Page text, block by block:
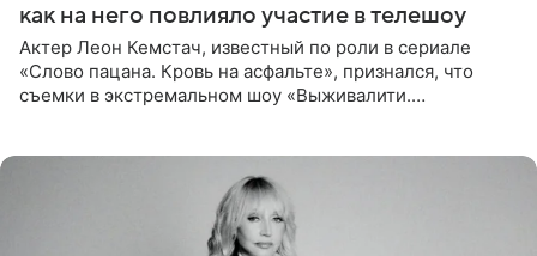
как на него повлияло участие в телешоу
Актер Леон Кемстач, известный по роли в сериале
«Слово пацана. Кровь на асфальте», признался, что
съемки в экстремальном шоу «Выживалити.